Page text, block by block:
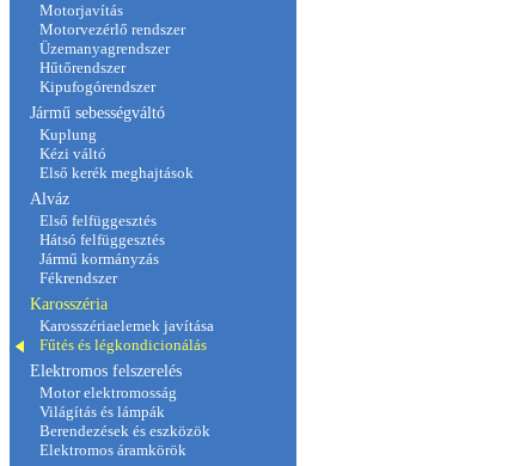
Motorjavítás
Motorvezérlő rendszer
Üzemanyagrendszer
Hűtőrendszer
Kipufogórendszer
Jármű sebességváltó
Kuplung
Kézi váltó
Első kerék meghajtások
Alváz
Első felfüggesztés
Hátsó felfüggesztés
Jármű kormányzás
Fékrendszer
Karosszéria
Karosszériaelemek javítása
Fűtés és légkondicionálás
Elektromos felszerelés
Motor elektromosság
Világítás és lámpák
Berendezések és eszközök
Elektromos áramkörök